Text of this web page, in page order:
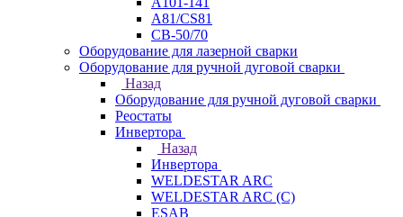
А81/CS81
СВ-50/70
Оборудование для лазерной сварки
Оборудование для ручной дуговой сварки
Назад
Оборудование для ручной дуговой сварки
Реостаты
Инвертора
Назад
Инвертора
WELDESTAR ARC
WELDESTAR ARC (С)
ESAB